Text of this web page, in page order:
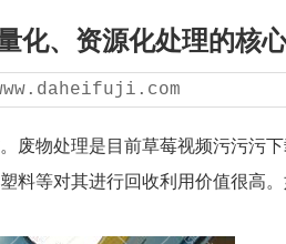
化、资源化处理的核
废物处理是目前草莓视频污污污
料等对其进行回收利用价值很高